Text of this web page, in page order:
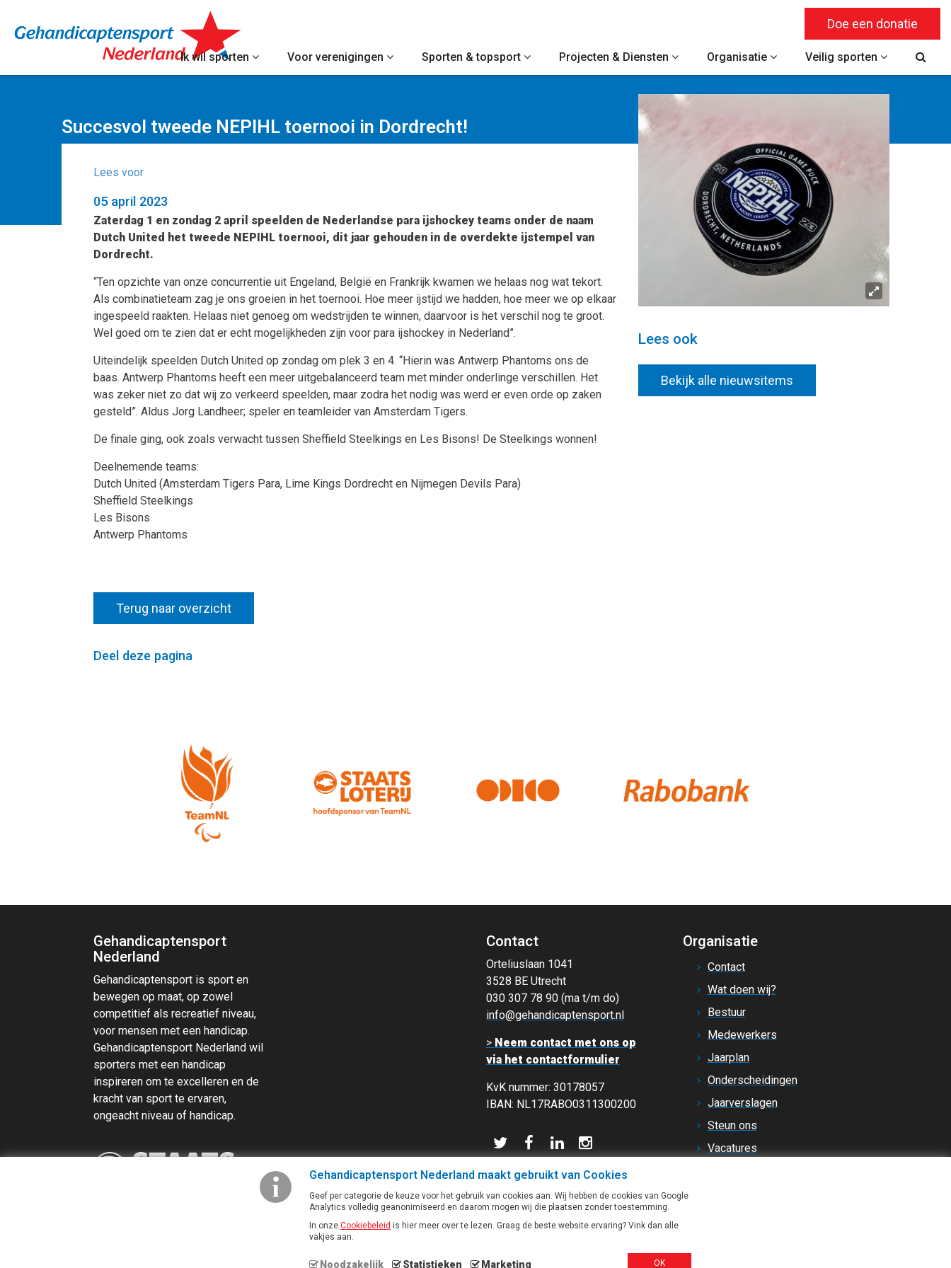
Doe een donatie
Ik wil sporten Voor verenigingen Sporten & topsport Projecten & Diensten Organisatie Veilig sporten
Succesvol tweede NEPIHL toernooi in Dordrecht!
Lees voor
05 april 2023
Zaterdag 1 en zondag 2 april speelden de Nederlandse para ijshockey teams onder de naam
Dutch United het tweede NEPIHL toernooi, dit jaar gehouden in de overdekte ijstempel van
Dordrecht.
“Ten opzichte van onze concurrentie uit Engeland, België en Frankrijk kwamen we helaas nog wat tekort.
Als combinatieteam zag je ons groeien in het toernooi. Hoe meer ijstijd we hadden, hoe meer we op elkaar
ingespeeld raakten. Helaas niet genoeg om wedstrijden te winnen, daarvoor is het verschil nog te groot.
Wel goed om te zien dat er echt mogelijkheden zijn voor para ijshockey in Nederland”.
Uiteindelijk speelden Dutch United op zondag om plek 3 en 4. “Hierin was Antwerp Phantoms ons de
baas. Antwerp Phantoms heeft een meer uitgebalanceerd team met minder onderlinge verschillen. Het
was zeker niet zo dat wij zo verkeerd speelden, maar zodra het nodig was werd er even orde op zaken
gesteld”. Aldus Jorg Landheer; speler en teamleider van Amsterdam Tigers.
De finale ging, ook zoals verwacht tussen Sheffield Steelkings en Les Bisons! De Steelkings wonnen!
Deelnemende teams:
Dutch United (Amsterdam Tigers Para, Lime Kings Dordrecht en Nijmegen Devils Para)
Sheffield Steelkings
Les Bisons
Antwerp Phantoms
Terug naar overzicht
Deel deze pagina
Lees ook
Bekijk alle nieuwsitems
Gehandicaptensport
Nederland
Gehandicaptensport is sport en
bewegen op maat, op zowel
competitief als recreatief niveau,
voor mensen met een handicap.
Gehandicaptensport Nederland wil
sporters met een handicap
inspireren om te excelleren en de
kracht van sport te ervaren,
ongeacht niveau of handicap.
Contact
Orteliuslaan 1041
3528 BE Utrecht
030 307 78 90 (ma t/m do)
info@gehandicaptensport.nl
> Neem contact met ons op
via het contactformulier
KvK nummer: 30178057
IBAN: NL17RABO0311300200
Organisatie
Contact
Wat doen wij?
Bestuur
Medewerkers
Jaarplan
Onderscheidingen
Jaarverslagen
Steun ons
Vacatures
Gehandicaptensport Nederland maakt gebruikt van Cookies
Geef per categorie de keuze voor het gebruik van cookies aan. Wij hebben de cookies van Google
Analytics volledig geanonimiseerd en daarom mogen wij die plaatsen zonder toestemming.
In onze Cookiebeleid is hier meer over te lezen. Graag de beste website ervaring? Vink dan alle
vakjes aan.
Noodzakelijk Statistieken Marketing OK